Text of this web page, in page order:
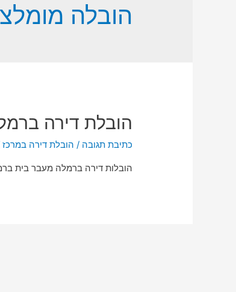
הובלה
הובלת דירה
כתיבת תגובה / הובלת דירה במרכז
הובלות דירה ברמלה מעבר בית